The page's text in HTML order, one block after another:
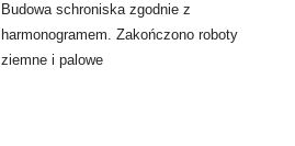
Budowa schroniska zgodnie z
harmonogramem. Zakończono roboty
ziemne i palowe